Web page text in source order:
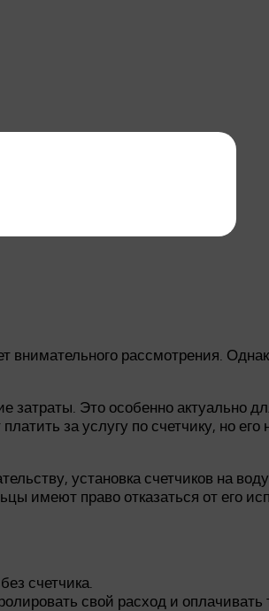
внимательного рассмотрения.
затраты. Это особенно актуально
за услугу по счетчику, но
установка счетчиков на
имеют право отказаться от его
счетчика.
свой расход и оплачивать